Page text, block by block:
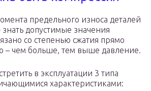
предельного износа деталей
знать допустимые значения
со степенью сжатия прямо
– чем больше, тем выше давление.
в эксплуатации 3 типа
характеристиками: